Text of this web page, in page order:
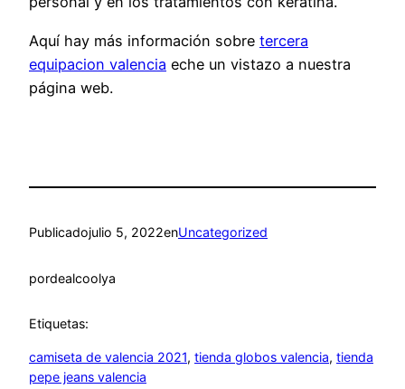
Aquí hay más información sobre tercera
equipacion valencia eche un vistazo a nuestra
página web.
Publicadojulio 5, 2022enUncategorized
pordealcoolya
Etiquetas:
camiseta de valencia 2021, tienda globos valencia, tienda
pepe jeans valencia